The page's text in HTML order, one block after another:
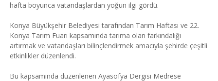
hafta boyunca vatandaşlardan yoğun ilgi gördü.
Konya Büyükşehir Belediyesi tarafından Tarım Haftası ve 22.
Konya Tarım Fuarı kapsamında tarıma olan farkındalığı
artırmak ve vatandaşları bilinçlendirmek amacıyla şehirde çeşitli
etkinlikler düzenlendi.
Bu kapsamında düzenlenen Ayasofya Dergisi Medrese